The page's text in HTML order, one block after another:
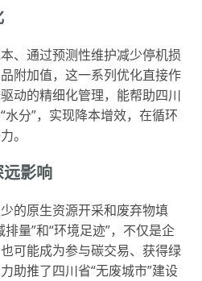
、通过预测性维护减少停机损
附加值，这一系列优化直接作
动的精细化管理，能帮助四川
分”，实现降本增效，在循环
。
影响
的原生资源开采和废弃物填
量”和“环境足迹”，不仅是企
可能成为参与碳交易、获得绿
助推了四川省“无废城市”建设